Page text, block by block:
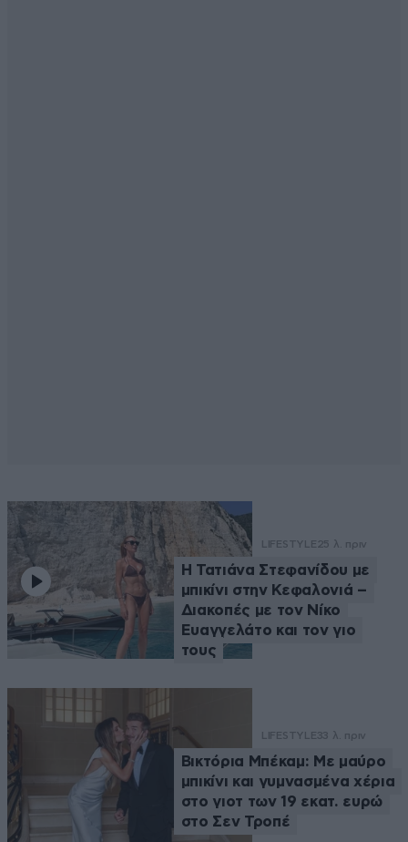
LIFESTYLE25 λ. πριν
Η Τατιάνα Στεφανίδου με
μπικίνι στην Κεφαλονιά –
Διακοπές με τον Νίκο
Ευαγγελάτο και τον γιο
τους
LIFESTYLE33 λ. πριν
Βικτόρια Μπέκαμ: Με μαύρο
μπικίνι και γυμνασμένα χέρια
στο γιοτ των 19 εκατ. ευρώ
στο Σεν Τροπέ